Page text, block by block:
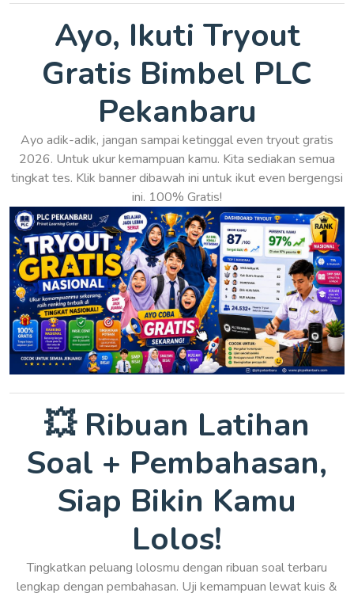
Ayo, Ikuti Tryout
Gratis Bimbel PLC
Pekanbaru
Ayo adik-adik, jangan sampai ketinggal even tryout gratis
2026. Untuk ukur kemampuan kamu. Kita sediakan semua
tingkat tes. Klik banner dibawah ini untuk ikut even bergengsi
ini. 100% Gratis!
💥 Ribuan Latihan
Soal + Pembahasan,
Siap Bikin Kamu
Lolos!
Tingkatkan peluang lolosmu dengan ribuan soal terbaru
lengkap dengan pembahasan. Uji kemampuan lewat kuis &